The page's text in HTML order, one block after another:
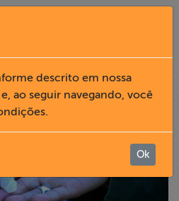
descrito em nossa
e, ao seguir navegando, você
Ok